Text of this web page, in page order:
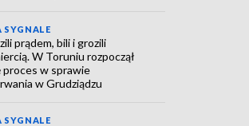
SYGNALE
prądem, bili i grozili
W Toruniu rozpoczął
proces w sprawie
w Grudziądzu
SYGNALE